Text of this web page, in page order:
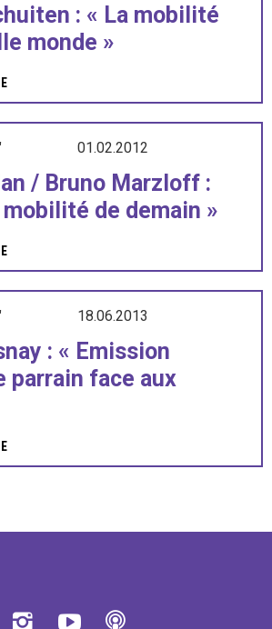
: « La mobilité
monde »
01.02.2012
/ Bruno Marzloff :
de demain »
18.06.2013
: « Emission
parrain face aux